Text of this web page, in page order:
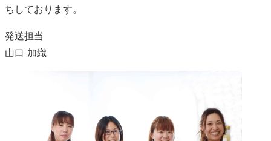
ちしております。
発送担当
山口 加織